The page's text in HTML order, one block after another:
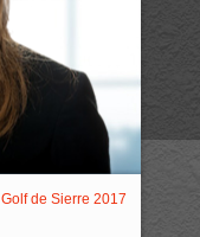
Golf de Sierre 2017